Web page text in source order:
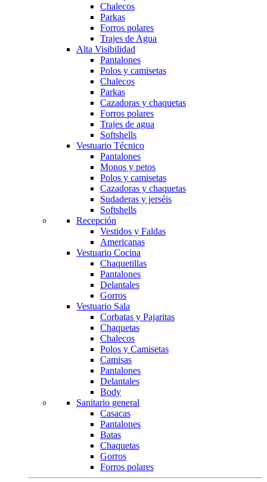
Chalecos
Parkas
Forros polares
Trajes de Agua
Alta Visibilidad
Pantalones
Polos y camisetas
Chalecos
Parkas
Cazadoras y chaquetas
Forros polares
Trajes de agua
Softshells
Vestuario Técnico
Pantalones
Monos y petos
Polos y camisetas
Cazadoras y chaquetas
Sudaderas y jerséis
Softshells
Recepción
Vestidos y Faldas
Americanas
Vestuario Cocina
Chaquetillas
Pantalones
Delantales
Gorros
Vestuario Sala
Corbatas y Pajaritas
Chaquetas
Chalecos
Polos y Camisetas
Camisas
Pantalones
Delantales
Body
Sanitario general
Casacas
Pantalones
Batas
Chaquetas
Gorros
Forros polares
¡Hola! Soy OBRI, tu asistente virtual de Obrerol 🤖Estoy aquí para
ayudarte. Cuéntame qué necesitas… ¡y lo resolvemos juntos!